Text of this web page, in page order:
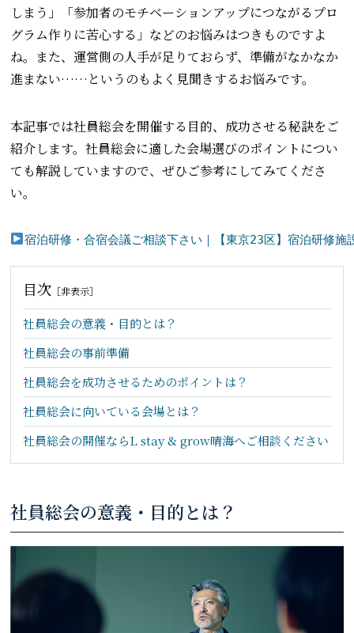
しまう」「参加者のモチベーションアップにつながるプロ
グラム作りに苦心する」などのお悩みはつきものですよ
ね。また、運営側の人手が足りておらず、準備がなかなか
進まない……というのもよく見聞きするお悩みです。
本記事では社員総会を開催する目的、成功させる秘訣をご
紹介します。社員総会に適した会場選びのポイントについ
ても解説していますので、ぜひご参考にしてみてくださ
い。
宿泊研修・合宿会議ご相談下さい｜【東京23区】宿泊研
目次 ［非表示］
社員総会の意義・目的とは？
社員総会の事前準備
社員総会を成功させるためのポイントは？
社員総会に向いている会場とは？
社員総会の開催ならL stay & grow晴海へご相談ください
社員総会の意義・目的とは？